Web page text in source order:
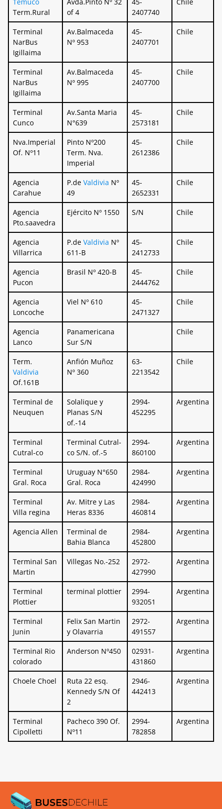
Temuco
Term.Rural
Avda.Pinto Nº 32
of 4
45-
2407740
Chile
Terminal
NarBus
Igillaima
Av.Balmaceda
Nº 953
45-
2407701
Chile
Terminal
NarBus
Igillaima
Av.Balmaceda
Nº 995
45-
2407700
Chile
Terminal
Cunco
Av.Santa Maria
N°639
45-
2573181
Chile
Nva.Imperial
Of. Nº11
Pinto Nº200
Term. Nva.
Imperial
45-
2612386
Chile
Agencia
Carahue
P.de Valdivia Nº
49
45-
2652331
Chile
Agencia
Pto.saavedra
Ejército Nº 1550 S/N Chile
Agencia
Villarrica
P.de Valdivia Nº
611-B
45-
2412733
Chile
Agencia
Pucon
Brasil Nº 420-B
45-
2444762
Chile
Agencia
Loncoche
Viel Nº 610
45-
2471327
Chile
Agencia
Lanco
Panamericana
Sur S/N
Chile
Term.
Valdivia
Of.161B
Anfión Muñoz
Nº 360
63-
2213542
Chile
Terminal de
Neuquen
Solalique y
Planas S/N
of.-14
2994-
452295
Argentina
Terminal
Cutral-co
Terminal Cutral-
co S/N. of.-5
2994-
860100
Argentina
Terminal
Gral. Roca
Uruguay N°650
Gral. Roca
2984-
424990
Argentina
Terminal
Villa regina
Av. Mitre y Las
Heras 8336
2984-
460814
Argentina
Agencia Allen
Terminal de
Bahia Blanca
2984-
452800
Argentina
Terminal San
Martin
Villegas No.-252
2972-
427990
Argentina
Terminal
Plottier
terminal plottier
2994-
932051
Argentina
Terminal
Junin
Felix San Martin
y Olavarria
2972-
491557
Argentina
Terminal Rio
colorado
Anderson Nº450
02931-
431860
Argentina
Choele Choel
Ruta 22 esq.
Kennedy S/N Of
2
2946-
442413
Argentina
Terminal
Cipolletti
Pacheco 390 Of.
Nº11
2994-
782858
Argentina